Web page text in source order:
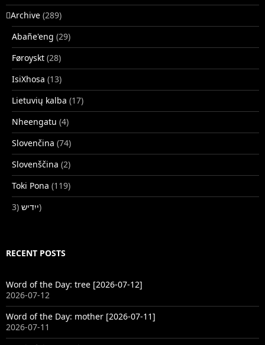
􏿽Archive (289)
Abañe'eng (29)
Føroyskt (28)
IsiXhosa (13)
Lietuvių kalba (17)
Nheengatu (4)
Slovenčina (74)
Slovenščina (2)
Toki Pona (119)
ייִדיש(3)
RECENT POSTS
Word of the Day: tree [2026-07-12]
2026-07-12
Word of the Day: mother [2026-07-11]
2026-07-11